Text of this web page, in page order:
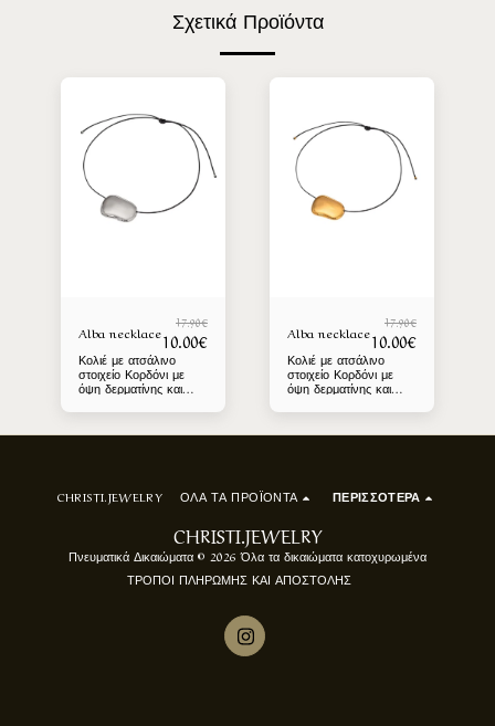
Σχετικά Προϊόντα
Alba necklace
17.90€
10.00€
Κολιέ με ατσάλινο
στοιχείο Κορδόνι με
όψη δερματίνης και
Alba necklace
17.90€
10.00€
Κολιέ με ατσάλινο
στοιχείο Κορδόνι με
όψη δερματίνης και
CHRISTI.JEWELRY
Πνευματικά Δικαιώματα © 2026 Όλα τα δικαιώματα κατοχυρωμένα
ΤΡΟΠΟΙ ΠΛΗΡΩΜΗΣ ΚΑΙ ΑΠΟΣΤΟΛΗΣ
CHRISTI.JEWELRY ΟΛΑ ΤΑ ΠΡΟΪΌΝΤΑ ΠΕΡΙΣΣΌΤΕΡΑ